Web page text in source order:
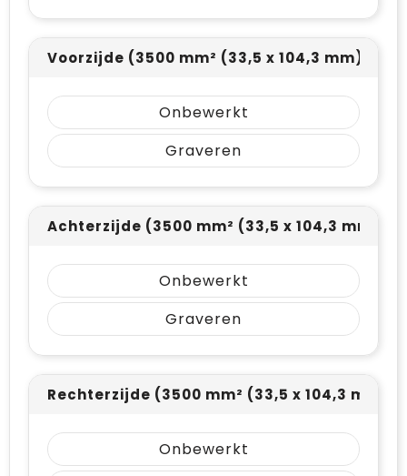
Voorzijde (3500 mm² (33,5 x 104,3 mm))
Onbewerkt
Graveren
Achterzijde (3500 mm² (33,5 x 104,3 mm))
Onbewerkt
Graveren
Rechterzijde (3500 mm² (33,5 x 104,3 mm))
Onbewerkt